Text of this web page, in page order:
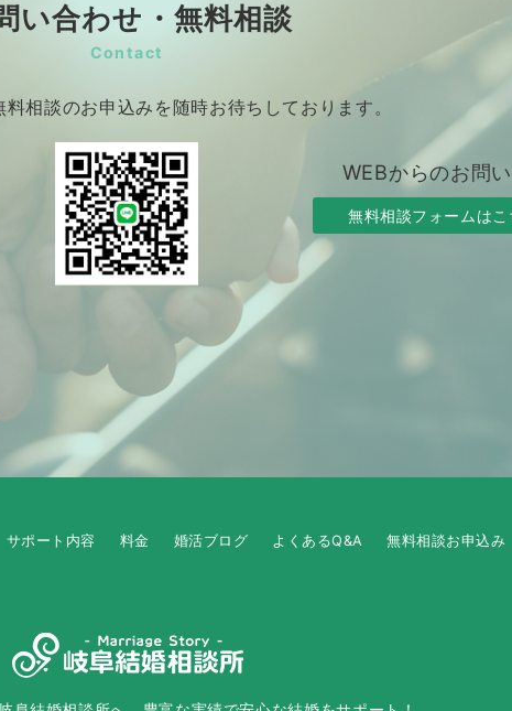
い合わせ・無料相談
Contact
相談のお申込みを随時お待ちしております。
WEBからのお問
無料相談フォームはこ
サポート内容 料金 婚活ブログ よくあるQ&A 無料相談お申込み